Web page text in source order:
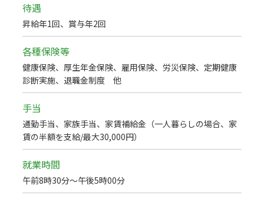
待遇
昇給年1回、賞与年2回
各種保険等
健康保険、厚生年金保険、雇用保険、労災保険、定期健康
診断実施、退職金制度 他
手当
通勤手当、家族手当、家賃補給金（一人暮らしの場合、家
賃の半額を支給/最大30,000円）
就業時間
午前8時30分～午後5時00分